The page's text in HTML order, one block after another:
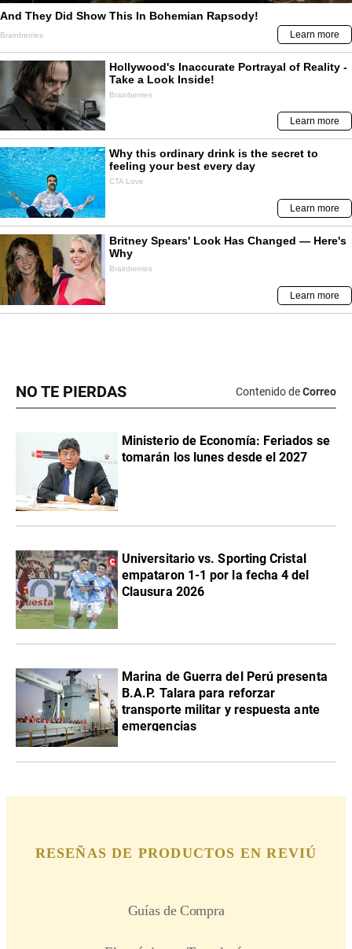
NO TE PIERDAS Contenido deCorreo
Ministerio de Economía: Feriados se
tomarán los lunes desde el 2027
Universitario vs. Sporting Cristal
empataron 1-1 por la fecha 4 del
Clausura 2026
Marina de Guerra del Perú presenta
B.A.P. Talara para reforzar
transporte militar y respuesta ante
emergencias